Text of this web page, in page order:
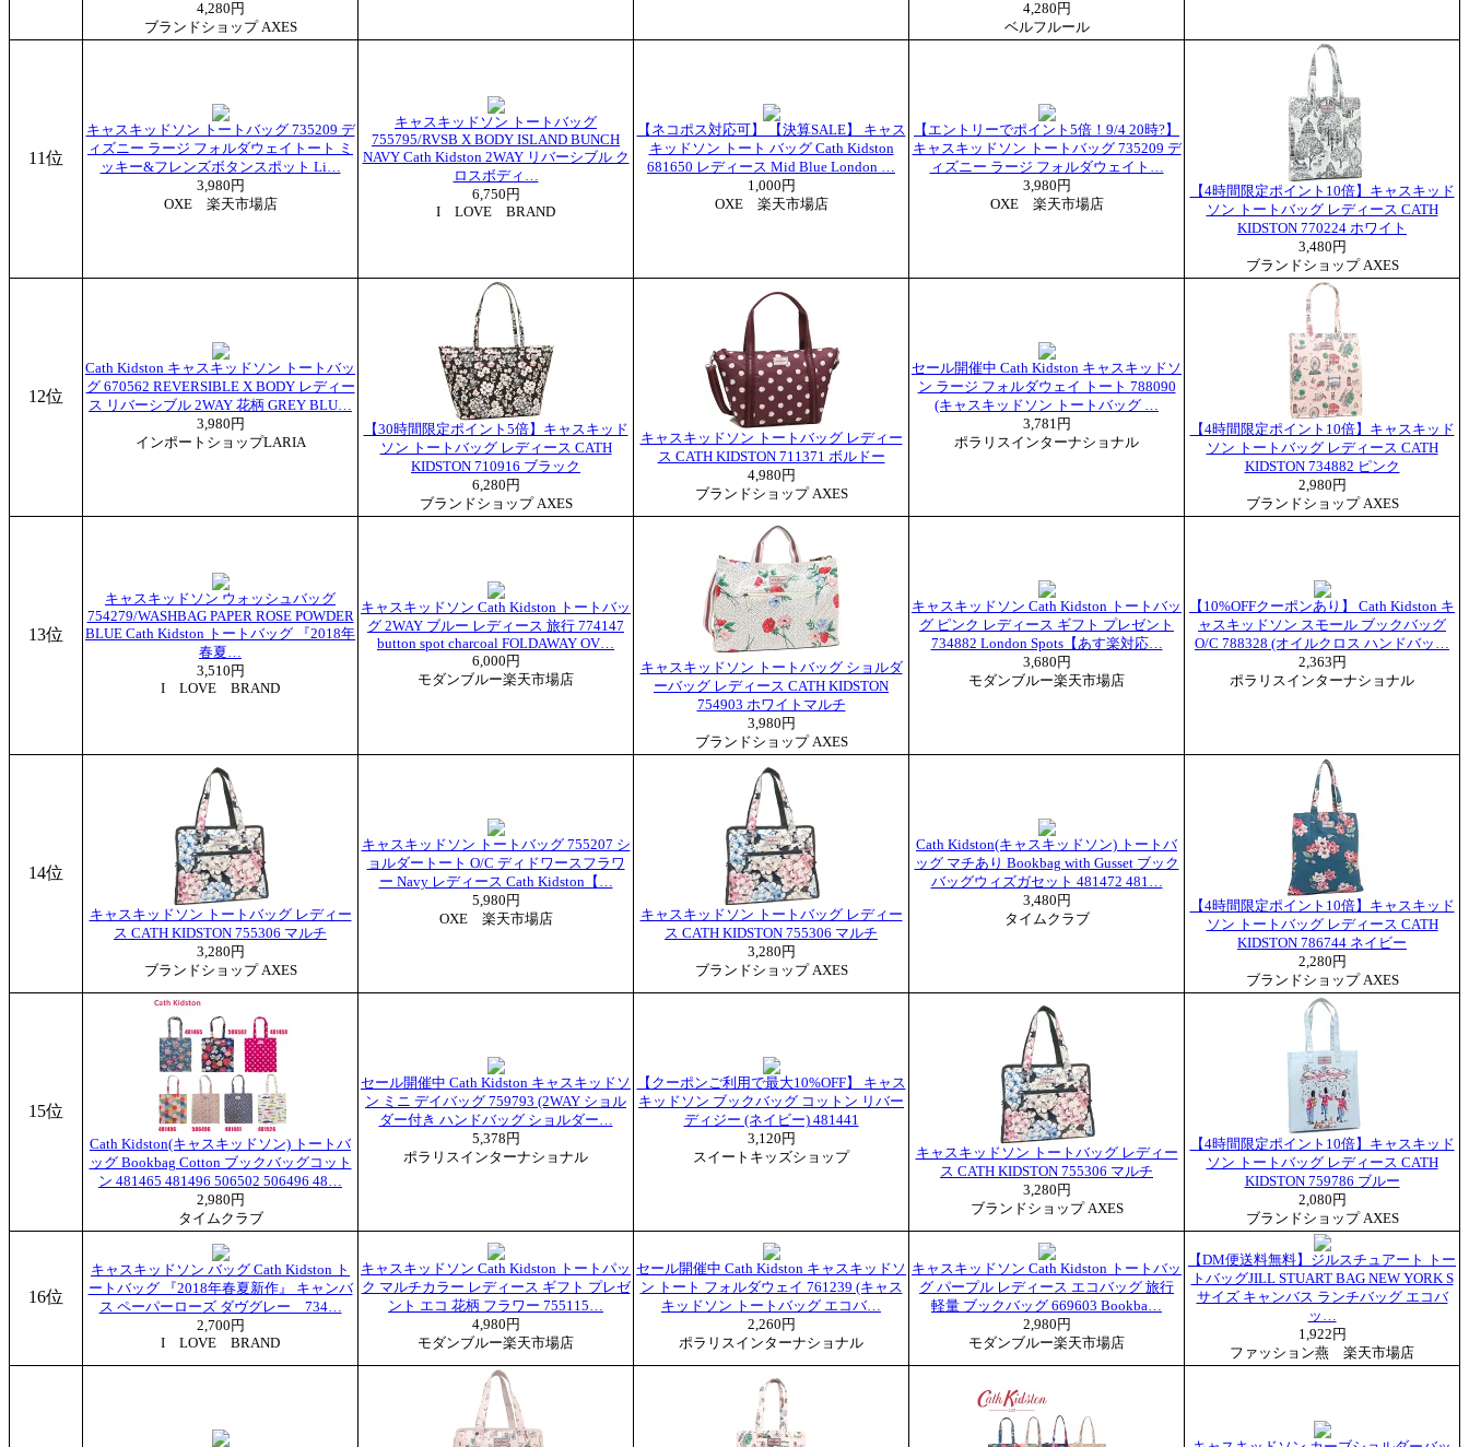
4,280円
ブランドショップ AXES
4,280円
ベルフルール
11位
キャスキッドソン トートバッグ 735209 デ
ィズニー ラージ フォルダウェイトート ミ
ッキー&フレンズボタンスポット Li…
3,980円
OXE 楽天市場店
キャスキッドソン トートバッグ
755795/RVSB X BODY ISLAND BUNCH
NAVY Cath Kidston 2WAY リバーシブル ク
ロスボディ…
6,750円
I LOVE BRAND
【ネコポス対応可】 【決算SALE】 キャス
キッドソン トート バッグ Cath Kidston
681650 レディース Mid Blue London …
1,000円
OXE 楽天市場店
【エントリーでポイント5倍！9/4 20時?】
キャスキッドソン トートバッグ 735209 デ
ィズニー ラージ フォルダウェイト…
3,980円
OXE 楽天市場店
【4時間限定ポイント10倍】キャスキッド
ソン トートバッグ レディース CATH
KIDSTON 770224 ホワイト
3,480円
ブランドショップ AXES
12位
Cath Kidston キャスキッドソン トートバッ
グ 670562 REVERSIBLE X BODY レディー
ス リバーシブル 2WAY 花柄 GREY BLU…
3,980円
インポートショップLARIA
【30時間限定ポイント5倍】キャスキッド
ソン トートバッグ レディース CATH
KIDSTON 710916 ブラック
6,280円
ブランドショップ AXES
キャスキッドソン トートバッグ レディー
ス CATH KIDSTON 711371 ボルドー
4,980円
ブランドショップ AXES
セール開催中 Cath Kidston キャスキッドソ
ン ラージ フォルダウェイ トート 788090
(キャスキッドソン トートバッグ …
3,781円
ポラリスインターナショナル
【4時間限定ポイント10倍】キャスキッド
ソン トートバッグ レディース CATH
KIDSTON 734882 ピンク
2,980円
ブランドショップ AXES
13位
キャスキッドソン ウォッシュバッグ
754279/WASHBAG PAPER ROSE POWDER
BLUE Cath Kidston トートバッグ 『2018年
春夏…
3,510円
I LOVE BRAND
キャスキッドソン Cath Kidston トートバッ
グ 2WAY ブルー レディース 旅行 774147
button spot charcoal FOLDAWAY OV…
6,000円
モダンブルー楽天市場店
キャスキッドソン トートバッグ ショルダ
ーバッグ レディース CATH KIDSTON
754903 ホワイトマルチ
3,980円
ブランドショップ AXES
キャスキッドソン Cath Kidston トートバッ
グ ピンク レディース ギフト プレゼント
734882 London Spots【あす楽対応…
3,680円
モダンブルー楽天市場店
【10%OFFクーポンあり】 Cath Kidston キ
ャスキッドソン スモール ブックバッグ
O/C 788328 (オイルクロス ハンドバッ…
2,363円
ポラリスインターナショナル
14位
キャスキッドソン トートバッグ レディー
ス CATH KIDSTON 755306 マルチ
3,280円
ブランドショップ AXES
キャスキッドソン トートバッグ 755207 シ
ョルダートート O/C ディドワースフラワ
ー Navy レディース Cath Kidston【…
5,980円
OXE 楽天市場店
キャスキッドソン トートバッグ レディー
ス CATH KIDSTON 755306 マルチ
3,280円
ブランドショップ AXES
Cath Kidston(キャスキッドソン) トートバ
ッグ マチあり Bookbag with Gusset ブック
バッグウィズガセット 481472 481…
3,480円
タイムクラブ
【4時間限定ポイント10倍】キャスキッド
ソン トートバッグ レディース CATH
KIDSTON 786744 ネイビー
2,280円
ブランドショップ AXES
15位
Cath Kidston(キャスキッドソン) トートバ
ッグ Bookbag Cotton ブックバッグコット
ン 481465 481496 506502 506496 48…
2,980円
タイムクラブ
セール開催中 Cath Kidston キャスキッドソ
ン ミニ デイバッグ 759793 (2WAY ショル
ダー付き ハンドバッグ ショルダー…
5,378円
ポラリスインターナショナル
【クーポンご利用で最大10%OFF】 キャス
キッドソン ブックバッグ コットン リバー
ディジー (ネイビー) 481441
3,120円
スイートキッズショップ
キャスキッドソン トートバッグ レディー
ス CATH KIDSTON 755306 マルチ
3,280円
ブランドショップ AXES
【4時間限定ポイント10倍】キャスキッド
ソン トートバッグ レディース CATH
KIDSTON 759786 ブルー
2,080円
ブランドショップ AXES
16位
キャスキッドソン バッグ Cath Kidston ト
ートバッグ 『2018年春夏新作』 キャンバ
ス ペーパーローズ ダヴグレー 734…
2,700円
I LOVE BRAND
キャスキッドソン Cath Kidston トートパッ
ク マルチカラー レディース ギフト プレゼ
ント エコ 花柄 フラワー 755115…
4,980円
モダンブルー楽天市場店
セール開催中 Cath Kidston キャスキッドソ
ン トート フォルダウェイ 761239 (キャス
キッドソン トートバッグ エコバ…
2,260円
ポラリスインターナショナル
キャスキッドソン Cath Kidston トートバッ
グ パープル レディース エコバッグ 旅行
軽量 ブックバッグ 669603 Bookba…
2,980円
モダンブルー楽天市場店
【DM便送料無料】ジルスチュアート トー
トバッグJILL STUART BAG NEW YORK S
サイズ キャンバス ランチバッグ エコバ
ッ…
1,922円
ファッション燕 楽天市場店